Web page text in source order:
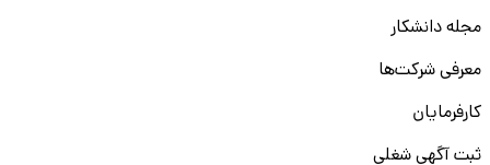
مجله دانشکار
معرفی شرکت‌ها
کارفرمایان
ثبت آگهی شغلی